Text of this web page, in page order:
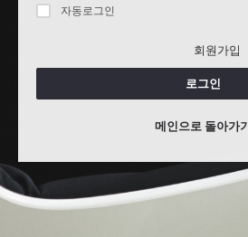
자동로그인
회원가입
로그인
메인으로 돌아가기